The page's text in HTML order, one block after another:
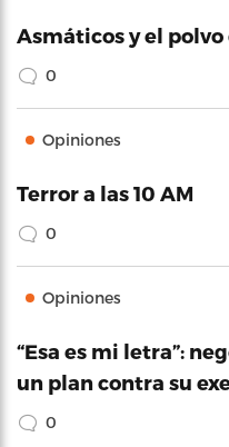
Asmáticos y el polvo
0
Opiniones
Terror a las 10 AM
0
Opiniones
“Esa es mi letra”:
un plan contra su
0